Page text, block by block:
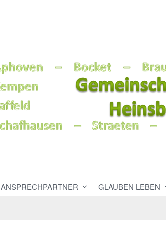
ANSPRECHPARTNER GLAUBEN LEBEN